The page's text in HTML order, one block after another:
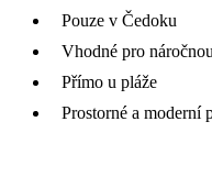
Pouze v Čedoku
Vhodné pro
Přímo u pláže
Prostorné a moderní